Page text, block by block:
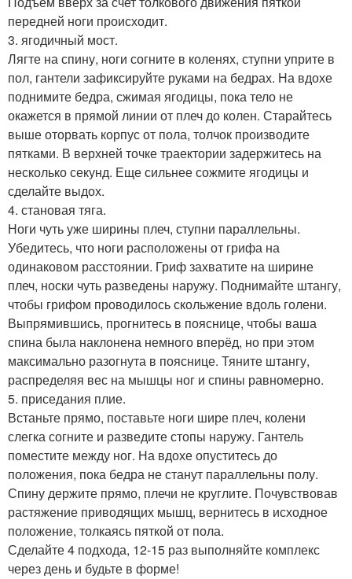
передней ноги происходит.
3. ягодичный мост.
Лягте на спину, ноги согните в коленях, ступни уприте в
пол, гантели зафиксируйте руками на бедрах. На вдохе
поднимите бедра, сжимая ягодицы, пока тело не
окажется в прямой линии от плеч до колен. Старайтесь
выше оторвать корпус от пола, толчок производите
пятками. В верхней точке траектории задержитесь на
несколько секунд. Еще сильнее сожмите ягодицы и
сделайте выдох.
4. становая тяга.
Ноги чуть уже ширины плеч, ступни параллельны.
Убедитесь, что ноги расположены от грифа на
одинаковом расстоянии. Гриф захватите на ширине
плеч, носки чуть разведены наружу. Поднимайте штангу,
чтобы грифом проводилось скольжение вдоль голени.
Выпрямившись, прогнитесь в пояснице, чтобы ваша
спина была наклонена немного вперёд, но при этом
максимально разогнута в пояснице. Тяните штангу,
распределяя вес на мышцы ног и спины равномерно.
5. приседания плие.
Встаньте прямо, поставьте ноги шире плеч, колени
слегка согните и разведите стопы наружу. Гантель
поместите между ног. На вдохе опуститесь до
положения, пока бедра не станут параллельны полу.
Спину держите прямо, плечи не круглите. Почувствовав
растяжение приводящих мышц, вернитесь в исходное
положение, толкаясь пяткой от пола.
Сделайте 4 подхода, 12-15 раз выполняйте комплекс
через день и будьте в форме!